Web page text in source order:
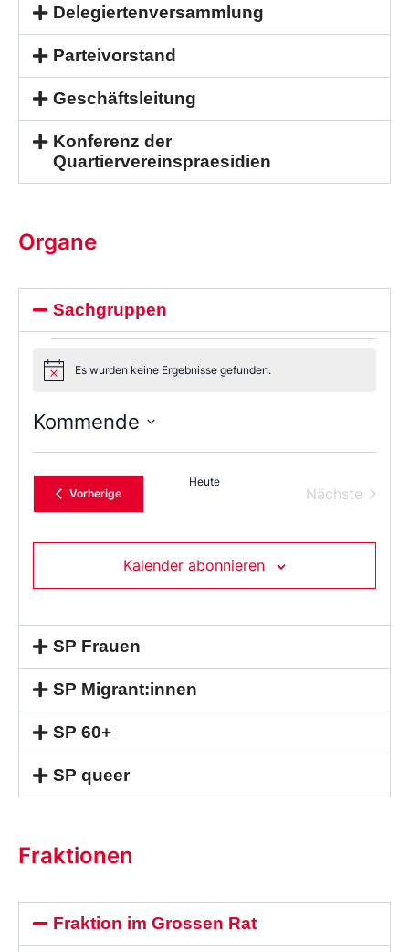
Delegiertenversammlung
Parteivorstand
Geschäftsleitung
Konferenz der
Quartiervereinspraesidien
Organe
Sachgruppen
NoticeEs wurden keine Ergebnisse gefunden.
Kommende
Sie
das
Datum
aus.
VorherigeVeranstaltungen
Heute
Nächste
Kalender abonnieren
SP Frauen
SP Migrant:innen
SP 60+
SP queer
Fraktionen
Fraktion im Grossen Rat